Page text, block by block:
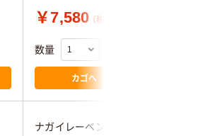
￥7,580 （税込）
数量
カゴへ
ナガイレーベン